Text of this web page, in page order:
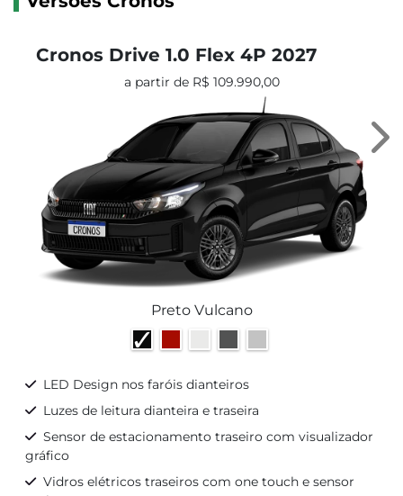
Cronos Drive 1.0 Flex 4P 2027
a partir de R$ 109.990,00
Preto Vulcano
LED Design nos faróis dianteiros
Luzes de leitura dianteira e traseira
Sensor de estacionamento traseiro com visualizador
gráfico
Vidros elétricos traseiros com one touch e sensor